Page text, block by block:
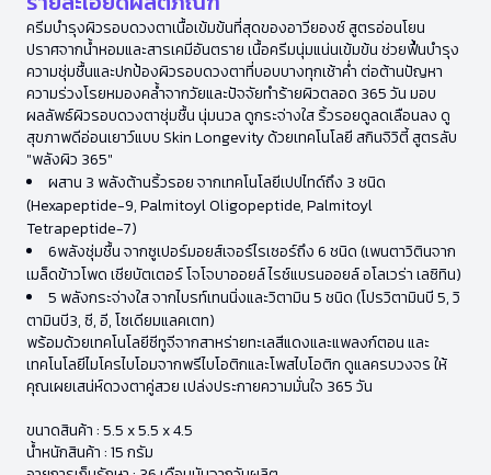
ครีมบำรุงผิวรอบดวงตาเนื้อเข้มข้นที่สุดของอาวียองซ์ สูตรอ่อนโยน
ปราศจากน้ำหอมและสารเคมีอันตราย เนื้อครีมนุ่มแน่นเข้มข้น ช่วยฟื้นบำรุง
ความชุ่มชื้นและปกป้องผิวรอบดวงตาที่บอบบางทุกเช้าค่ำ ต่อต้านปัญหา
ความร่วงโรยหมองคล้ำจากวัยและปัจจัยทำร้ายผิวตลอด 365 วัน มอบ
ผลลัพธ์ผิวรอบดวงตาชุ่มชื้น นุ่มนวล ดูกระจ่างใส ริ้วรอยดูลดเลือนลง ดู
สุขภาพดีอ่อนเยาว์แบบ Skin Longevity ด้วยเทคโนโลยี สกินจิวิตี้ สูตรลับ
"พลังผิว 365"
ผสาน 3 พลังต้านริ้วรอย จากเทคโนโลยีเปปไทด์ถึง 3 ชนิด
(Hexapeptide-9, Palmitoyl Oligopeptide, Palmitoyl
Tetrapeptide-7)
6พลังชุ่มชื้น จากซูเปอร์มอยส์เจอร์ไรเซอร์ถึง 6 ชนิด (เพนตาวิตินจาก
เมล็ดข้าวโพด เชียบัตเตอร์ โจโจบาออยล์ ไรซ์แบรนออยล์ อโลเวร่า เลซิทิน)
5 พลังกระจ่างใส จากไบรท์เทนนิ่งและวิตามิน 5 ชนิด (โปรวิตามินบี 5, วิ
ตามินบี3, ซี, อี, โซเดียมแลคเตท)
พร้อมด้วยเทคโนโลยีซีทูจีจากสาหร่ายทะเลสีแดงและแพลงก์ตอน และ
เทคโนโลยีไมโครไบโอมจากพรีไบโอติกและโพสไบโอติก ดูแลครบวงจร ให้
คุณเผยเสน่ห์ดวงตาคู่สวย เปล่งประกายความมั่นใจ 365 วัน
ขนาดสินค้า : 5.5 x 5.5 x 4.5
น้ำหนักสินค้า : 15 กรัม